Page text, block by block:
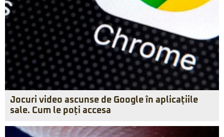
Jocuri video ascunse de Google în aplicațiile
sale. Cum le poți accesa